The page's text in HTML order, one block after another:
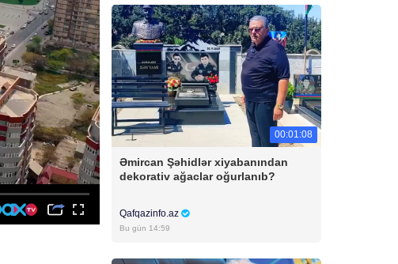
00:01:08
Əmircan Şəhidlər xiyabanından
dekorativ ağaclar oğurlanıb?
Qafqazinfo.az
Bu gün 14:59